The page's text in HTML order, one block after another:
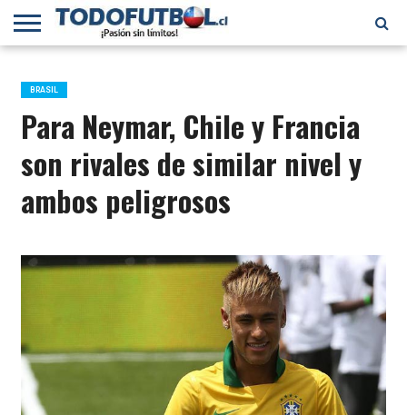
PRIMERA
B
SELECCIÓN
CHILENA
CHILENOS
EN EL
MUNDO
FÚTBOL
INTERNACIONAL
BRASIL
Para Neymar, Chile y Francia
son rivales de similar nivel y
ambos peligrosos